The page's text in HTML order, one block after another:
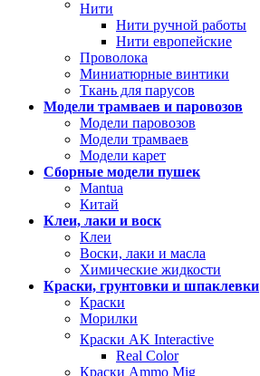
Нити
Нити ручной работы
Нити европейские
Проволока
Миниатюрные винтики
Ткань для парусов
Модели трамваев и паровозов
Модели паровозов
Модели трамваев
Модели карет
Сборные модели пушек
Mantua
Китай
Клеи, лаки и воск
Клеи
Воски, лаки и масла
Химические жидкости
Краски, грунтовки и шпаклевки
Краски
Морилки
Краски AK Interactive
Real Color
Краски Ammo Mig